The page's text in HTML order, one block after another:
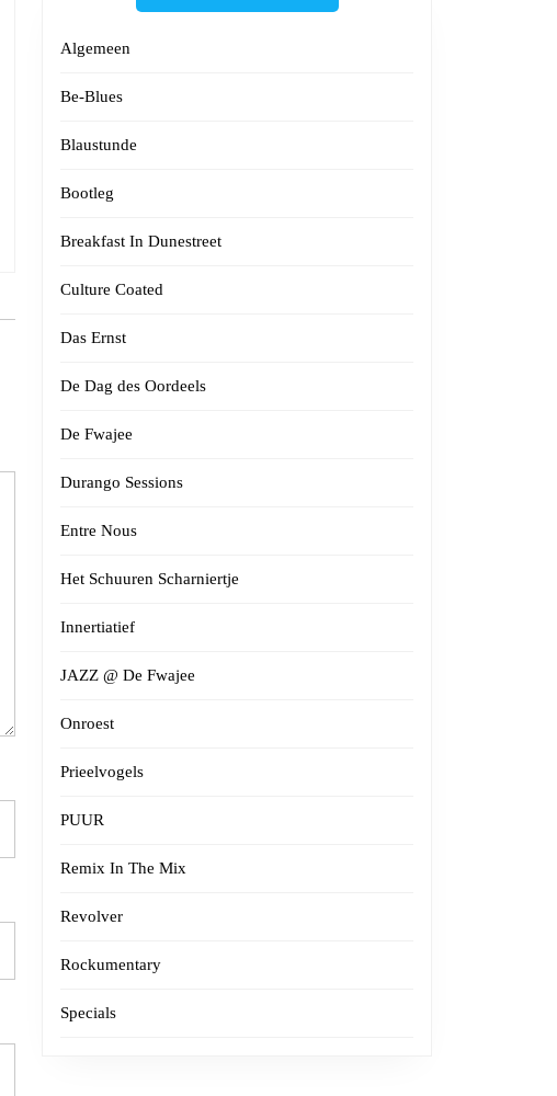
Algemeen
Be-Blues
Blaustunde
Bootleg
Breakfast In Dunestreet
Culture Coated
Das Ernst
De Dag des Oordeels
De Fwajee
Durango Sessions
Entre Nous
Het Schuuren Scharniertje
Innertiatief
JAZZ @ De Fwajee
Onroest
Prieelvogels
PUUR
Remix In The Mix
Revolver
Rockumentary
Specials